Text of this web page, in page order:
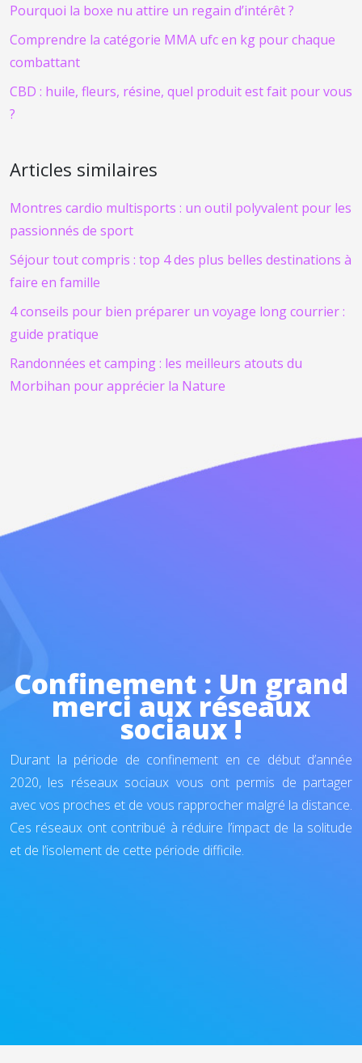
Pourquoi la boxe nu attire un regain d’intérêt ?
Comprendre la catégorie MMA ufc en kg pour chaque
combattant
CBD : huile, fleurs, résine, quel produit est fait pour vous
?
Articles similaires
Montres cardio multisports : un outil polyvalent pour les
passionnés de sport
Séjour tout compris : top 4 des plus belles destinations à
faire en famille
4 conseils pour bien préparer un voyage long courrier :
guide pratique
Randonnées et camping : les meilleurs atouts du
Morbihan pour apprécier la Nature
Confinement : Un grand
merci aux réseaux
sociaux !
Durant la période de confinement en ce début d’année
2020, les réseaux sociaux vous ont permis de partager
avec vos proches et de vous rapprocher malgré la distance.
Ces réseaux ont contribué à réduire l’impact de la solitude
et de l’isolement de cette période difficile.